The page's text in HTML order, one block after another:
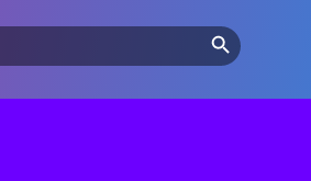
Search Button